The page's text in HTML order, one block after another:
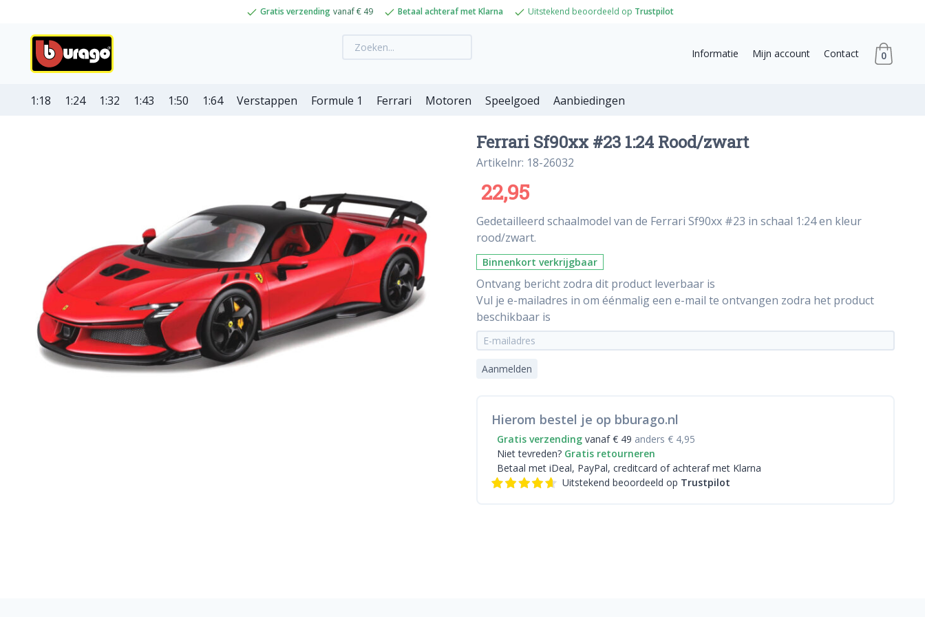
Gratis verzending vanaf € 49 Betaal achteraf met Klarna Uitstekend beoordeeld op Trustpilot
Informatie Mijn account Contact 0
1:18 1:24 1:32 1:43 1:50 1:64 Verstappen Formule 1 Ferrari Motoren Speelgoed Aanbiedingen
Ferrari Sf90xx #23 1:24 Rood/zwart
Artikelnr: 18-26032
22,95
Gedetailleerd schaalmodel van de Ferrari Sf90xx #23 in schaal 1:24 en kleur
rood/zwart.
Binnenkort verkrijgbaar
Ontvang bericht zodra dit product leverbaar is
Vul je e-mailadres in om éénmalig een e-mail te ontvangen zodra het product
beschikbaar is
Aanmelden
Hierom bestel je op bburago.nl
Gratis verzending vanaf € 49 anders € 4,95
Niet tevreden? Gratis retourneren
Betaal met iDeal, PayPal, creditcard of achteraf met Klarna
Uitstekend beoordeeld op Trustpilot